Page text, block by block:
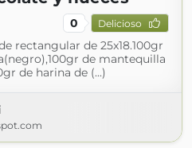
0 Delicioso
rectangular de 25x18.100gr
de mantequilla
de harina de (...)